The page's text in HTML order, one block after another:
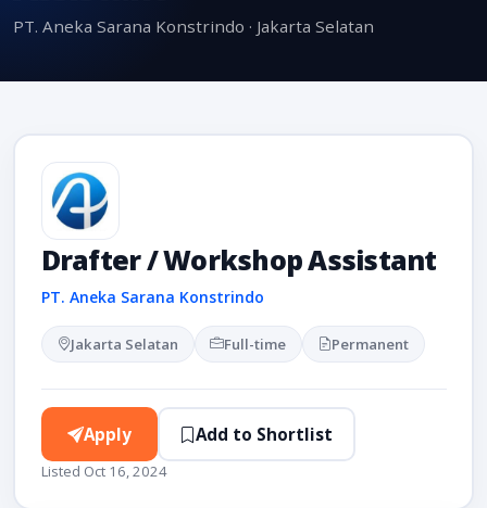
PT. Aneka Sarana Konstrindo · Jakarta Selatan
Drafter / Workshop Assistant
PT. Aneka Sarana Konstrindo
Jakarta Selatan Full-time Permanent
Apply Add to Shortlist
Listed Oct 16, 2024